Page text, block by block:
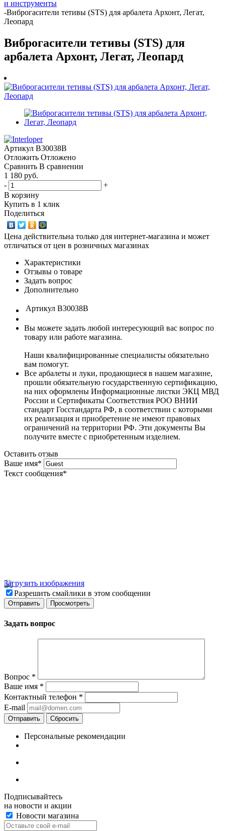
и инструменты
-Виброгасители тетивы (STS) для арбалета Архонт, Легат,
Леопард
Виброгасители тетивы (STS) для
арбалета Архонт, Легат, Леопард
Артикул B30038B
Отложить Отложено
Сравнить В сравнении
1 180 руб.
-
+
В корзину
Купить в 1 клик
Поделиться
Цена действительна только для интернет-магазина и может
отличаться от цен в розничных магазинах
Характеристики
Отзывы о товаре
Задать вопрос
Дополнительно
Артикул B30038B
Вы можете задать любой интересующий вас вопрос по
товару или работе магазина.
Наши квалифицированные специалисты обязательно
вам помогут.
Все арбалеты и луки, продающиеся в нашем магазине,
прошли обязательную государственную сертификацию,
на них оформлены Информационные листки ЭКЦ МВД
России и Сертификаты Соответствия РОО ВНИИ
стандарт Госстандарта РФ, в соответствии с которыми
их реализация и приобретение не имеют правовых
ограничений на территории РФ. Эти документы Вы
получите вместе с приобретенным изделием.
Оставить отзыв
Ваше имя*
Текст сообщения*
Загрузить изображения
Разрешить смайлики в этом сообщении
Задать вопрос
Вопрос *
Ваше имя *
Контактный телефон *
E-mail
Отправить Сбросить
Персональные рекомендации
Подписывайтесь
на новости и акции
Новости магазина